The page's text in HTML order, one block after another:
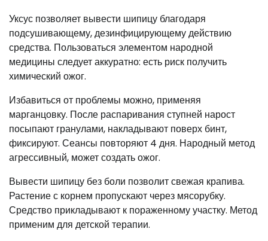
Уксус позволяет вывести шипицу благодаря
подсушивающему, дезинфицирующему действию
средства. Пользоваться элементом народной
медицины следует аккуратно: есть риск получить
химический ожог.
Избавиться от проблемы можно, применяя
марганцовку. После распаривания ступней нарост
посыпают гранулами, накладывают поверх бинт,
фиксируют. Сеансы повторяют 4 дня. Народный метод
агрессивный, может создать ожог.
Вывести шипицу без боли позволит свежая крапива.
Растение с корнем пропускают через мясорубку.
Средство прикладывают к пораженному участку. Метод
применим для детской терапии.